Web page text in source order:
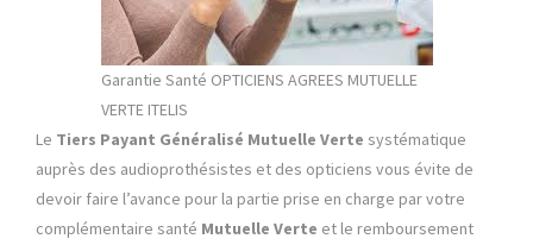
Garantie Santé OPTICIENS AGREES MUTUELLE
VERTE ITELIS
Le Tiers Payant Généralisé Mutuelle Verte systématique
auprès des audioprothésistes et des opticiens vous évite de
devoir faire l’avance pour la partie prise en charge par votre
complémentaire santé Mutuelle Verte et le remboursement